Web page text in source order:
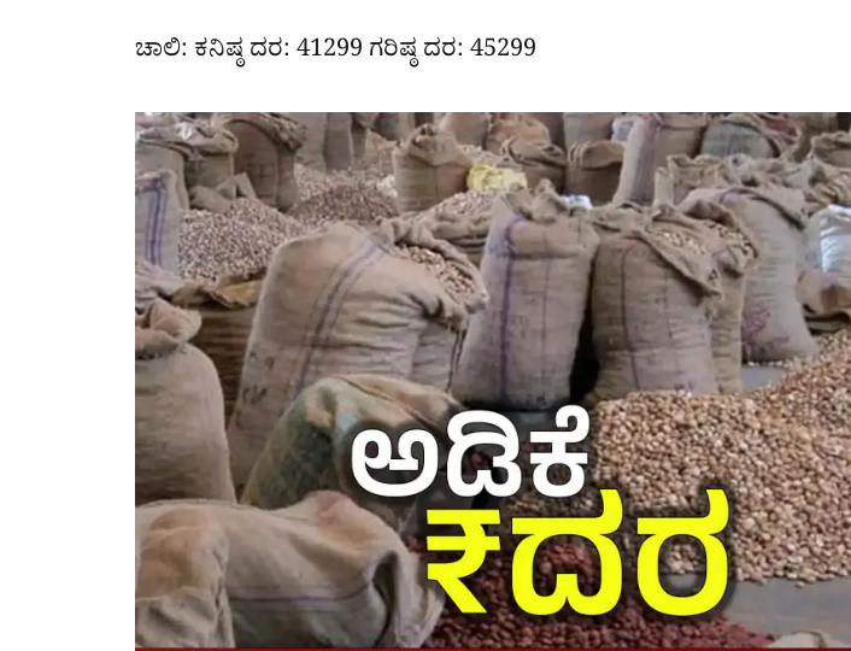
ಚಾಲಿ: ಕನಿಷ್ಠ ದರ: 41299 ಗರಿಷ್ಠ ದರ: 45299